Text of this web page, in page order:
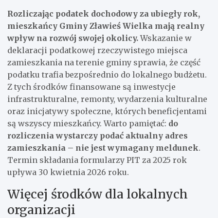
Rozliczając podatek dochodowy za ubiegły rok,
mieszkańcy Gminy Zławieś Wielka mają realny
wpływ na rozwój swojej okolicy.Wskazanie w
deklaracji podatkowej rzeczywistego miejsca
zamieszkania na terenie gminy sprawia, że część
podatku trafia bezpośrednio do lokalnego budżetu.
Z tych środków finansowane są inwestycje
infrastrukturalne, remonty, wydarzenia kulturalne
oraz inicjatywy społeczne, których beneficjentami
są wszyscy mieszkańcy. Warto pamiętać: do
rozliczenia wystarczy podać aktualny adres
zamieszkania – nie jest wymagany meldunek.
Termin składania formularzy PIT za 2025 rok
upływa 30 kwietnia 2026 roku.
Więcej środków dla lokalnych
organizacji